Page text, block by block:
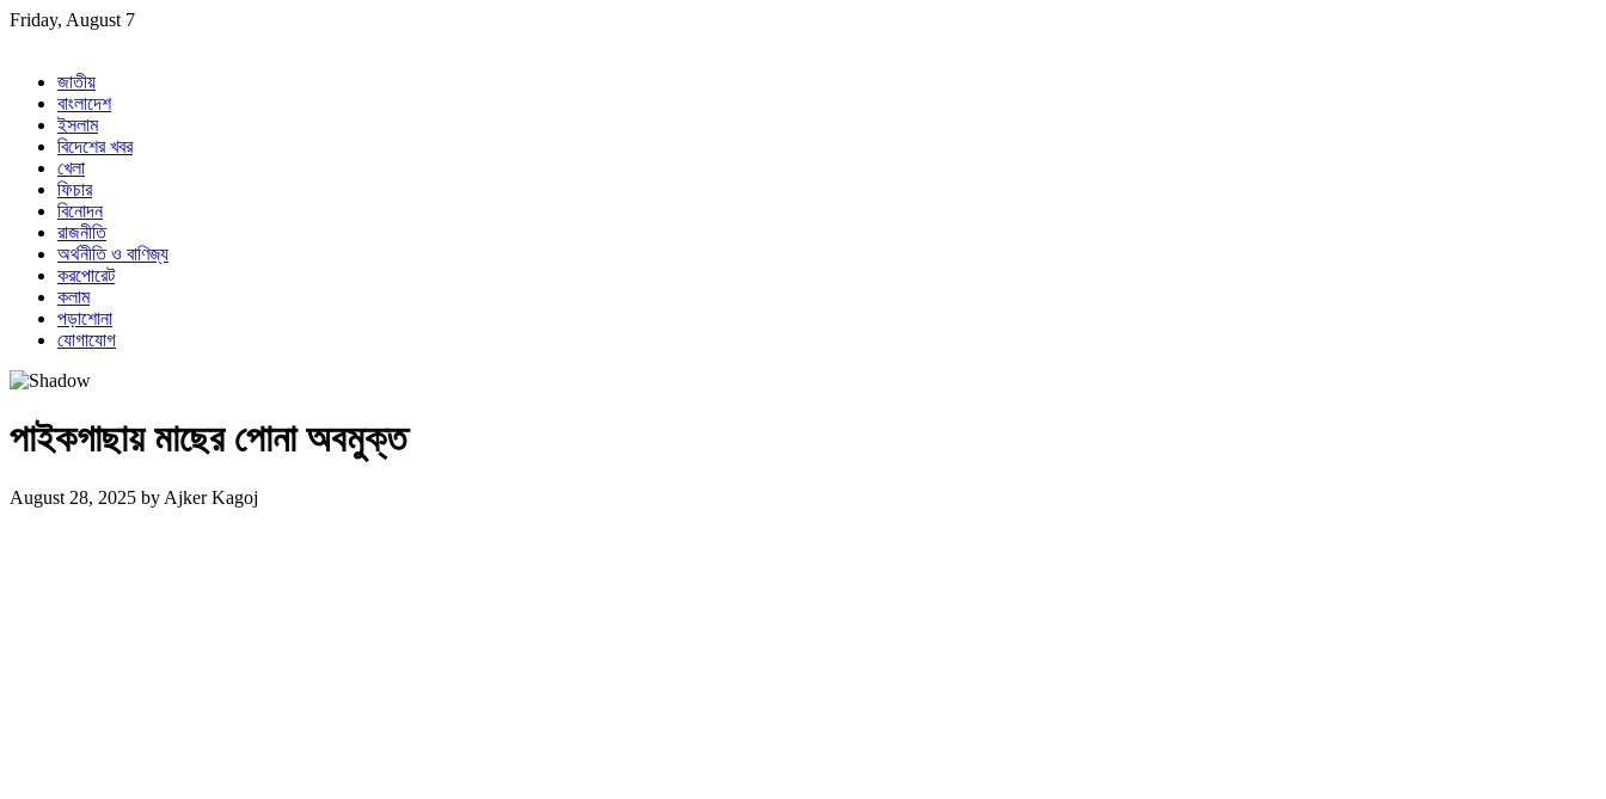
Skip
Friday, August 7
জাতীয়
বাংলাদেশ
ইসলাম
বিদেশের খবর
খেলা
ফিচার
বিনোদন
রাজনীতি
অর্থনীতি ও বাণিজ্য
করপোরেট
কলাম
পড়াশোনা
যোগাযোগ
পাইকগাছায় মাছের পোনা অবমুক্ত
August 28, 2025 by Ajker Kagoj